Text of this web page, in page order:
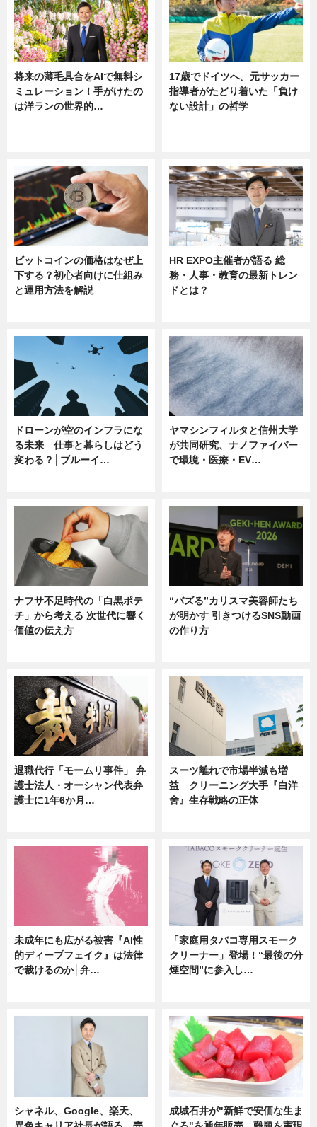
将来の薄毛具合をAIで無料シ
ミュレーション！手がけたの
は洋ランの世界的…
17歳でドイツへ。元サッカー
指導者がたどり着いた「負け
ない設計」の哲学
ビットコインの価格はなぜ上
下する？初心者向けに仕組み
と運用方法を解説
HR EXPO主催者が語る 総
務・人事・教育の最新トレン
ドとは？
ドローンが空のインフラにな
る未来 仕事と暮らしはどう
変わる？│ブルーイ…
ヤマシンフィルタと信州大学
が共同研究、ナノファイバー
で環境・医療・EV…
ナフサ不足時代の「白黒ポテ
チ」から考える 次世代に響く
価値の伝え方
“バズる”カリスマ美容師たち
が明かす 引きつけるSNS動画
の作り方
退職代行「モームリ事件」 弁
護士法人・オーシャン代表弁
護士に1年6か月…
スーツ離れで市場半減も増
益 クリーニング大手『白洋
舍』生存戦略の正体
未成年にも広がる被害『AI性
的ディープフェイク』は法律
で裁けるのか│弁…
「家庭用タバコ専用スモーク
クリーナー」登場！“最後の分
煙空間”に参入し…
シャネル、Google、楽天、
成城石井が"新鮮で安価な生ま